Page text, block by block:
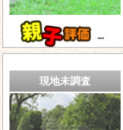
－
現地未調査